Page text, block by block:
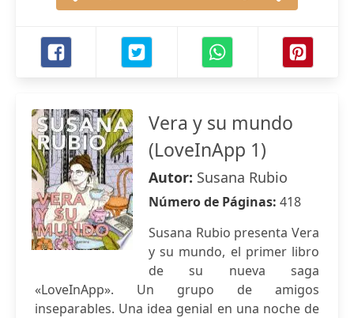
Vera y su mundo
(LoveInApp 1)
Autor: Susana Rubio
Número de Páginas: 418
Susana Rubio presenta Vera
y su mundo, el primer libro
de su nueva saga
«LoveInApp». Un grupo de amigos
inseparables. Una idea genial en una noche de